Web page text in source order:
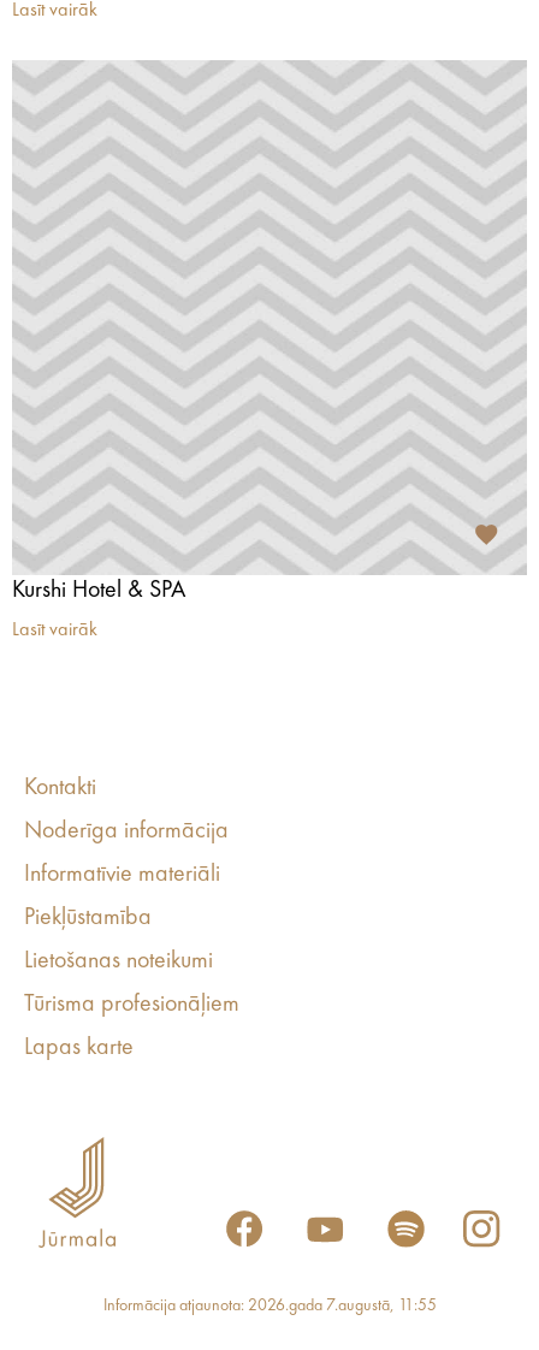
Lasīt vairāk
Kurshi Hotel & SPA
Lasīt vairāk
Kontakti
Noderīga informācija
Informatīvie materiāli
Piekļūstamība
Lietošanas noteikumi
Tūrisma profesionāļiem
Lapas karte
Informācija atjaunota: 2026.gada 7.augustā, 11:55